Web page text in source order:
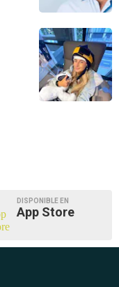
DISPONIBLE EN
App Store